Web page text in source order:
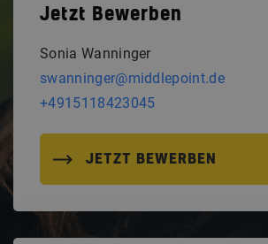
Jetzt Bewerben
Sonia Wanninger
swanninger@middlepoint.de
+4915118423045
JETZT BEWERBEN